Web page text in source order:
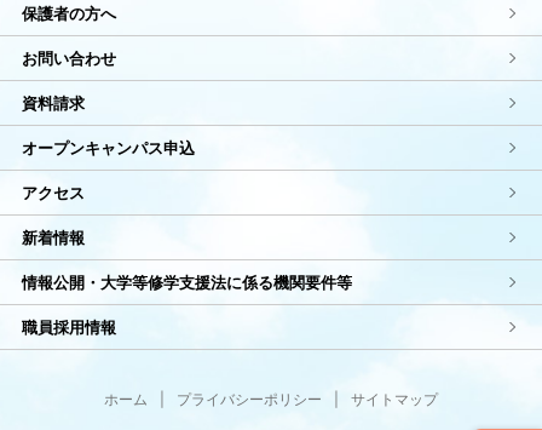
保護者の方へ
お問い合わせ
資料請求
オープンキャンパス申込
アクセス
新着情報
情報公開・大学等修学支援法に係る機関要件等
職員採用情報
ホーム プライバシーポリシー サイトマップ